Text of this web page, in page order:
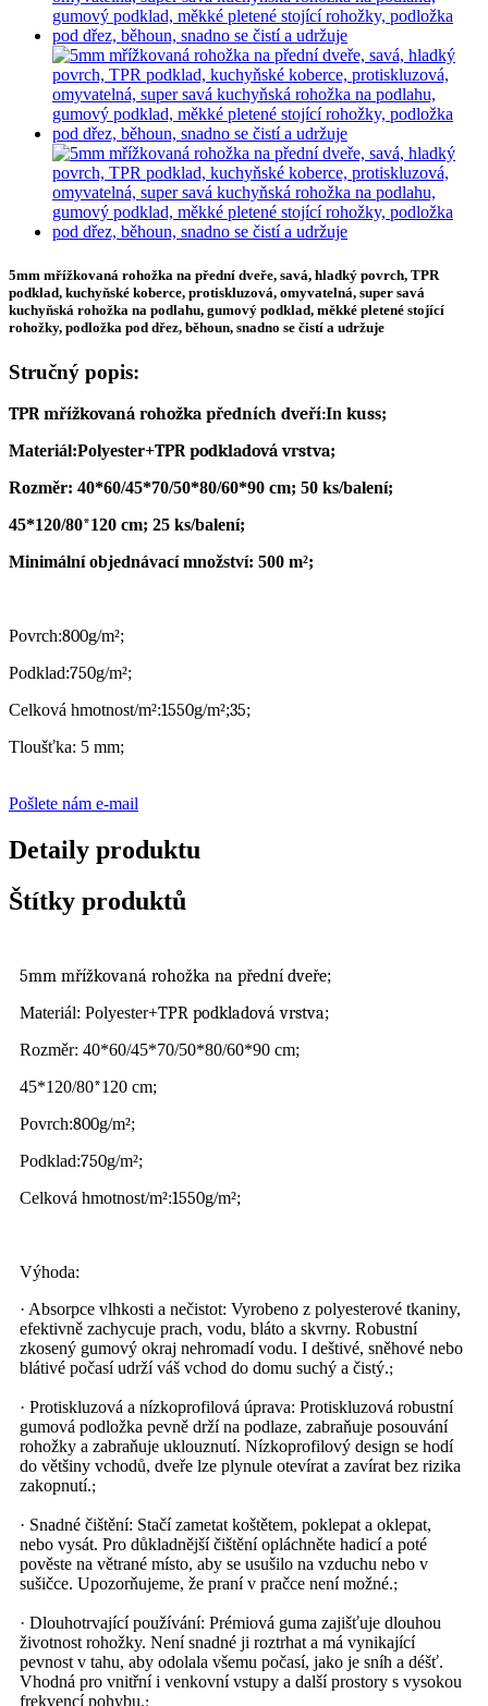
5mm mřížkovaná rohožka na přední dveře, savá, hladký povrch, TPR
podklad, kuchyňské koberce, protiskluzová, omyvatelná, super savá
kuchyňská rohožka na podlahu, gumový podklad, měkké pletené stojící
rohožky, podložka pod dřez, běhoun, snadno se čistí a udržuje
Stručný popis:
TPR mřížkovaná rohožka předních dveří:In kuss;
Materiál:Polyester+TPR podkladová vrstva;
Rozměr: 40*60/45*70/50*80/60*90 cm; 50 ks/balení;
45*120/80*120 cm; 25 ks/balení;
Minimální objednávací množství: 500 m²;
Povrch:800g/m²;
Podklad:750g/m²;
Celková hmotnost/m²:1550g/m²;35;
Tloušťka: 5 mm;
Pošlete nám e-mail
Detaily produktu
Štítky produktů
5mm mřížkovaná rohožka na přední dveře;
Materiál: Polyester+TPR podkladová vrstva;
Rozměr: 40*60/45*70/50*80/60*90 cm;
45*120/80*120 cm;
Povrch:800g/m²;
Podklad:750g/m²;
Celková hmotnost/m²:1550g/m²;
Výhoda:
· Absorpce vlhkosti a nečistot: Vyrobeno z polyesterové tkaniny,
efektivně zachycuje prach, vodu, bláto a skvrny. Robustní
zkosený gumový okraj nehromadí vodu. I deštivé, sněhové nebo
blátivé počasí udrží váš vchod do domu suchý a čistý.;
· Protiskluzová a nízkoprofilová úprava: Protiskluzová robustní
gumová podložka pevně drží na podlaze, zabraňuje posouvání
rohožky a zabraňuje uklouznutí. Nízkoprofilový design se hodí
do většiny vchodů, dveře lze plynule otevírat a zavírat bez rizika
zakopnutí.;
· Snadné čištění: Stačí zametat koštětem, poklepat a oklepat,
nebo vysát. Pro důkladnější čištění opláchněte hadicí a poté
pověste na větrané místo, aby se usušilo na vzduchu nebo v
sušičce. Upozorňujeme, že praní v pračce není možné.;
· Dlouhotrvající používání: Prémiová guma zajišťuje dlouhou
životnost rohožky. Není snadné ji roztrhat a má vynikající
pevnost v tahu, aby odolala všemu počasí, jako je sníh a déšť.
Vhodná pro vnitřní i venkovní vstupy a další prostory s vysokou
frekvencí pohybu.